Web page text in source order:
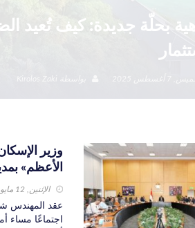
بحلّة جديدة: كيف تُعيد
بواسطة Kirolos Zaki
وزير
الأعظم»
الإثنين, 12 مايو 2025
عقد المهندس
اجتماعًا مساء